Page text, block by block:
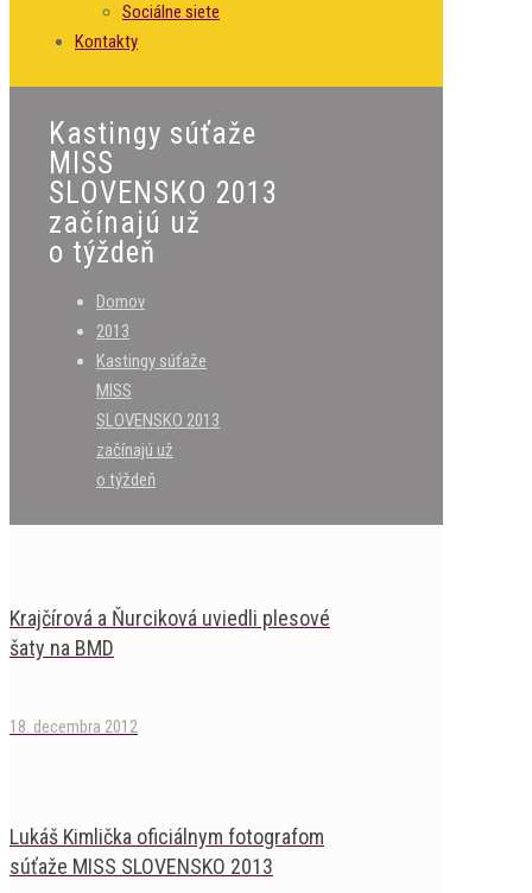
Sociálne siete
Kontakty
Kastingy súťaže
MISS
SLOVENSKO 2013
začínajú už
o týždeň
Domov
2013
Kastingy súťaže
MISS
SLOVENSKO 2013
začínajú už
o týždeň
Krajčírová a Ňurciková uviedli plesové
šaty na BMD
18. decembra 2012
Lukáš Kimlička oficiálnym fotografom
súťaže MISS SLOVENSKO 2013